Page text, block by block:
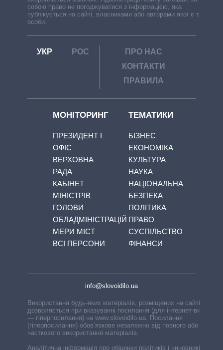
собою право не погоджуватися з інформацією, яка
публікується на сайті, власниками або авторами якої є треті
особи.
УКР РОС
ПРО НАС
КОНТАКТИ
ПРАВИЛА
МОНІТОРИНГ
ПРЕЗИДЕНТ І
ОФІС
ВЕРХОВНА
РАДА
КАБІНЕТ
МІНІСТРІВ
ГОЛОВИ
ОБЛАДМІНІСТРАЦІЙ
МЕРИ МІСТ
ВСІ ПЕРСОНИ
ТЕМАТИКИ
БІЗНЕС
ЕКОНОМІКА
КУЛЬТУРА
НАУКА
НАЦІОНАЛЬНА
БЕЗПЕКА
ПОЛІТИКА
ПРАВО
СУСПІЛЬСТВО
ФІНАНСИ
info@slovoidilo.ua
Використання будь-яких матеріалів, розміщених на сайті,
дозволяється при вказуванні посилання (для інтернет-видань
— гіперпосилання) на www.slovoidilo.ua. Посилання
(гіперпосилання) обов’язкове незалежно від повного або
часткового використання матеріалів.
Аналітична інформація про обіцянки політиків і чиновників,